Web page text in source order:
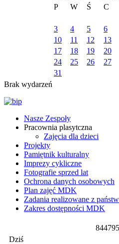
P
W Ś C
3
4 5 6
10
11 12 13
17
18 19 20
24
25 26 27
31
Brak wydarzeń
Nasze Zespoły
Pracownia plasytczna
Zajęcia dla dzieci
Projekty
Pamiętnik kulturalny
Imprezy cykliczne
Fotografie sprzed lat
Ochrona danych osobowych
Plan zajęć MDK
Zadania realizowane z
Zakres dostępności MDK
844795
Dziś